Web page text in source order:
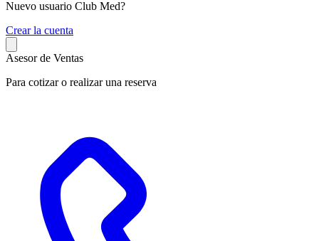
Nuevo usuario Club Med?
Crear la cuenta
Asesor de Ventas
Para cotizar o realizar una reserva